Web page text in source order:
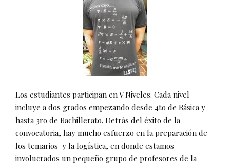
Los estudiantes participan en V Niveles. Cada nivel
incluye a dos grados empezando desde 4to de Básica y
hasta 3ro de Bachillerato. Detrás del éxito de la
convocatoria, hay mucho esfuerzo en la preparación de
los temarios y la logística, en donde estamos
involucrados un pequeño grupo de profesores de la